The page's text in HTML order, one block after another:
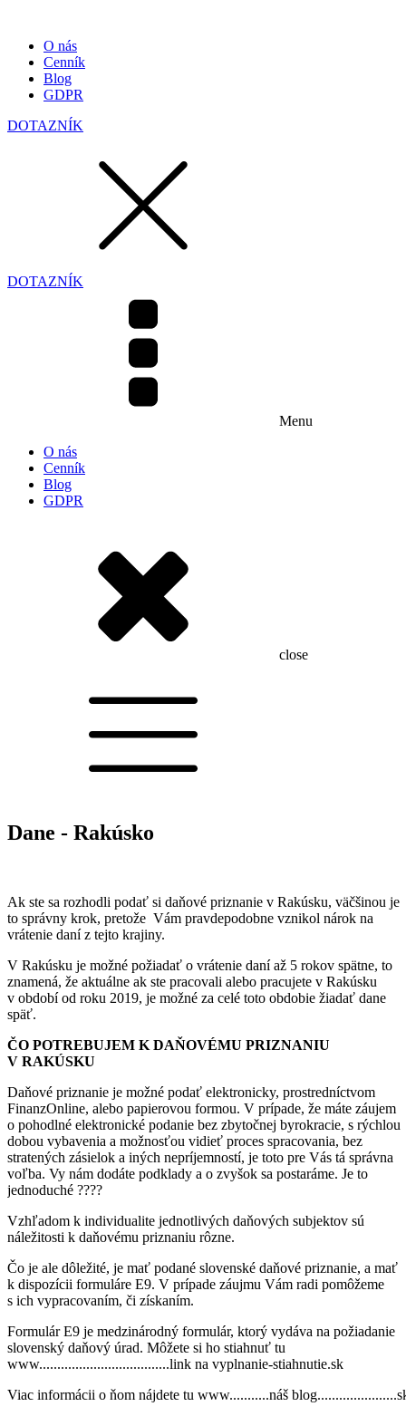
O nás
Cenník
Blog
GDPR
DOTAZNÍK
DOTAZNÍK
Menu
O nás
Cenník
Blog
GDPR
close
Dane - Rakúsko
Ak ste sa rozhodli podať si daňové priznanie v Rakúsku, väčšinou je
to správny krok, pretože Vám pravdepodobne vznikol nárok na
vrátenie daní z tejto krajiny.
V Rakúsku je možné požiadať o vrátenie daní až 5 rokov spätne, to
znamená, že aktuálne ak ste pracovali alebo pracujete v Rakúsku
v období od roku 2019, je možné za celé toto obdobie žiadať dane
späť.
ČO POTREBUJEM K DAŇOVÉMU PRIZNANIU
V RAKÚSKU
Daňové priznanie je možné podať elektronicky, prostredníctvom
FinanzOnline, alebo papierovou formou. V prípade, že máte záujem
o pohodlné elektronické podanie bez zbytočnej byrokracie, s rýchlou
dobou vybavenia a možnosťou vidieť proces spracovania, bez
stratených zásielok a iných nepríjemností, je toto pre Vás tá správna
voľba. Vy nám dodáte podklady a o zvyšok sa postaráme. Je to
jednoduché ????
Vzhľadom k individualite jednotlivých daňových subjektov sú
náležitosti k daňovému priznaniu rôzne.
Čo je ale dôležité, je mať podané slovenské daňové priznanie, a mať
k dispozícii formuláre E9. V prípade záujmu Vám radi pomôžeme
s ich vypracovaním, či získaním.
Formulár E9 je medzinárodný formulár, ktorý vydáva na požiadanie
slovenský daňový úrad. Môžete si ho stiahnuť tu
www....................................link na vyplnanie-stiahnutie.sk
Viac informácii o ňom nájdete tu www...........náš